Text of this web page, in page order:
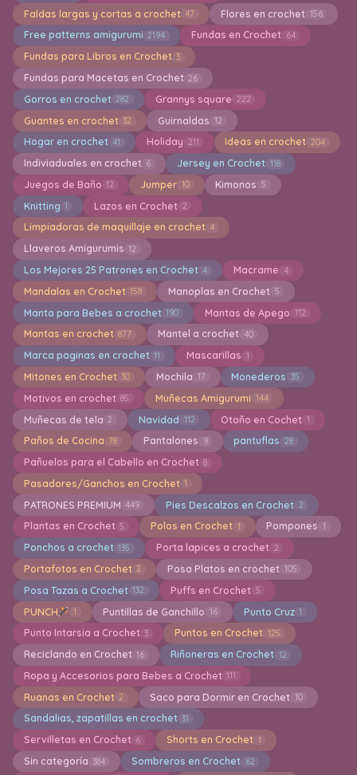
Faldas largas y cortas a crochet 47 Flores en crochet 156
Free patterns amigurumi 2194 Fundas en Crochet 64
Fundas para Libros en Crochet 3
Fundas para Macetas en Crochet 26
Gorros en crochet 282 Grannys square 222
Guantes en crochet 32 Guirnaldas 12
Hogar en crochet 41 Holiday 211 Ideas en crochet 204
Indiviaduales en crochet 6 Jersey en Crochet 118
Juegos de Baño 12 Jumper 10 Kimonos 5
Knitting 1 Lazos en Crochet 2
Limpiadoras de maquillaje en crochet 4
Llaveros Amigurumis 12
Los Mejores 25 Patrones en Crochet 4 Macrame 4
Mandalas en Crochet 158 Manoplas en Crochet 5
Manta para Bebes a crochet 190 Mantas de Apego 112
Mantas en crochet 877 Mantel a crochet 40
Marca paginas en crochet 11 Mascarillas 1
Mitones en Crochet 30 Mochila 17 Monederos 35
Motivos en crochet 85 Muñecas Amigurumi 144
Muñecas de tela 2 Navidad 112 Otoño en Cochet 1
Paños de Cocina 78 Pantalones 9 pantuflas 28
Pañuelos para el Cabello en Crochet 8
Pasadores/Ganchos en Crochet 1
PATRONES PREMIUM 449 Pies Descalzos en Crochet 2
Plantas en Crochet 5 Polos en Crochet 1 Pompones 1
Ponchos a crochet 135 Porta lapices a crochet 2
Portafotos en Crochet 2 Posa Platos en crochet 105
Posa Tazas a Crochet 132 Puffs en Crochet 5
PUNCH 1 Puntillas de Ganchillo 16 Punto Cruz 1
Punto Intarsia a Crochet 3 Puntos en Crochet 125
Reciclando en Crochet 16 Riñoneras en Crochet 12
Ropa y Accesorios para Bebes a Crochet 111
Ruanas en Crochet 2 Saco para Dormir en Crochet 10
Sandalias, zapatillas en crochet 31
Servilletas en Crochet 6 Shorts en Crochet 1
Sin categoría 384 Sombreros en Crochet 62